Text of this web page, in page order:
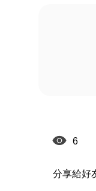
6
分享給好